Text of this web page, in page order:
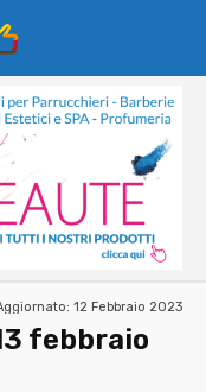
12 Febbraio 2023
febbraio